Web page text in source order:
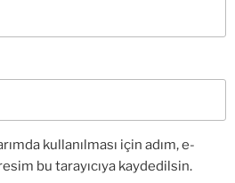
kullanılması için adım, e-
bu tarayıcıya kaydedilsin.